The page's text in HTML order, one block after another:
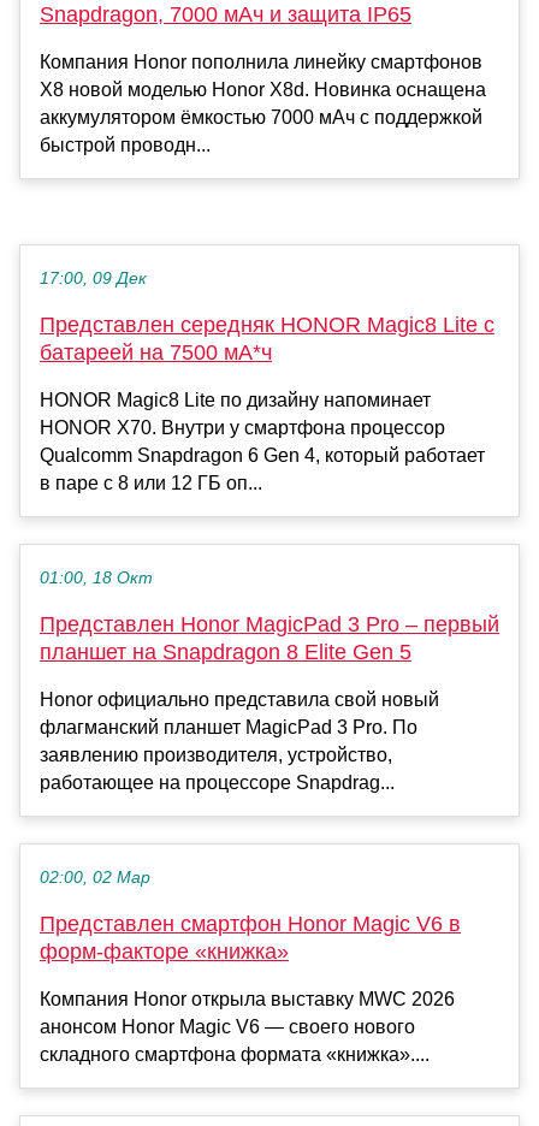
Snapdragon, 7000 мАч и защита IP65
Компания Honor пополнила линейку смартфонов
X8 новой моделью Honor X8d. Новинка оснащена
аккумулятором ёмкостью 7000 мАч с поддержкой
быстрой проводн...
17:00, 09 Дек
Представлен середняк HONOR Magic8 Lite с
батареей на 7500 мА*ч
HONOR Magic8 Lite по дизайну напоминает
HONOR X70. Внутри у смартфона процессор
Qualcomm Snapdragon 6 Gen 4, который работает
в паре с 8 или 12 ГБ оп...
01:00, 18 Окт
Представлен Honor MagicPad 3 Pro – первый
планшет на Snapdragon 8 Elite Gen 5
Honor официально представила свой новый
флагманский планшет MagicPad 3 Pro. По
заявлению производителя, устройство,
работающее на процессоре Snapdrag...
02:00, 02 Мар
Представлен смартфон Honor Magic V6 в
форм-факторе «книжка»
Компания Honor открыла выставку MWC 2026
анонсом Honor Magic V6 — своего нового
складного смартфона формата «книжка»....